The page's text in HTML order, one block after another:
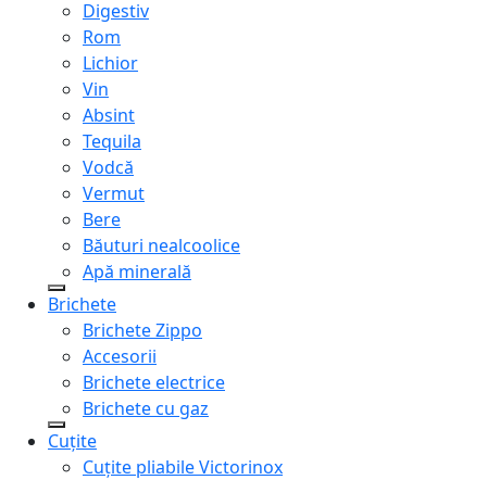
Digestiv
Rom
Lichior
Vin
Absint
Tequila
Vodcă
Vermut
Bere
Băuturi nealcoolice
Apă minerală
Brichete
Brichete Zippo
Accesorii
Brichete electrice
Brichete cu gaz
Cuțite
Cuțite pliabile Victorinox